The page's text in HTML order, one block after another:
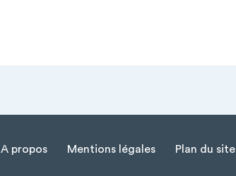
Menu Pied de page
A propos Mentions légales Plan du site